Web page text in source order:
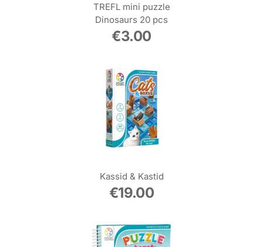
TREFL mini puzzle
Dinosaurs 20 pcs
€3.00
Kassid & Kastid
€19.00